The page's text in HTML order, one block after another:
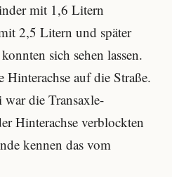
mit 1,6 Litern
2,5 Litern und später
sich sehen lassen.
auf die Straße.
die Transaxle-
Hinterachse verblockten
kennen das vom